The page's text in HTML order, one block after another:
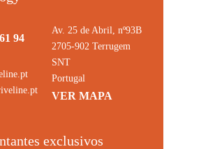
94
Av. 25 de Abril, nº93B
2705-902 Terrugem
SNT
Portugal
VER MAPA
exclusivos